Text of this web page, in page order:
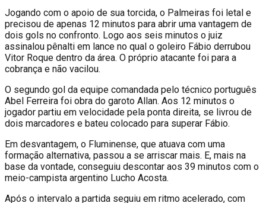
Jogando com o apoio de sua torcida, o Palmeiras foi letal e
precisou de apenas 12 minutos para abrir uma vantagem de
dois gols no confronto. Logo aos seis minutos o juiz
assinalou pênalti em lance no qual o goleiro Fábio derrubou
Vitor Roque dentro da área. O próprio atacante foi para a
cobrança e não vacilou.
O segundo gol da equipe comandada pelo técnico português
Abel Ferreira foi obra do garoto Allan. Aos 12 minutos o
jogador partiu em velocidade pela ponta direita, se livrou de
dois marcadores e bateu colocado para superar Fábio.
Em desvantagem, o Fluminense, que atuava com uma
formação alternativa, passou a se arriscar mais. E, mais na
base da vontade, conseguiu descontar aos 39 minutos com o
meio-campista argentino Lucho Acosta.
Após o intervalo a partida seguiu em ritmo acelerado, com